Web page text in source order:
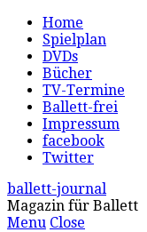
Home
Spielplan
DVDs
Bücher
TV-Termine
Ballett-frei
Impressum
facebook
Twitter
ballett-journal
Magazin für Ballett
Menu Close